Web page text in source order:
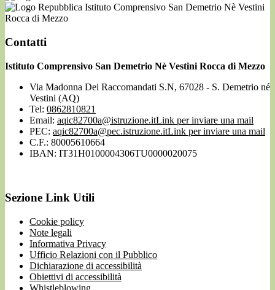
Istituto Comprensivo San Demetrio Nè Vestini
Rocca di Mezzo
Contatti
Istituto Comprensivo San Demetrio Nè Vestini Rocca di Mezzo
Via Madonna Dei Raccomandati S.N, 67028 - S. Demetrio né
Vestini (AQ)
Tel: 0862810821
Email: aqic82700a@istruzione.itLink per inviare una mail
PEC: aqic82700a@pec.istruzione.itLink per inviare una mail
C.F.: 80005610664
IBAN: IT31H0100004306TU0000020075
Sezione Link Utili
Cookie policy
Note legali
Informativa Privacy
Ufficio Relazioni con il Pubblico
Dichiarazione di accessibilità
Obiettivi di accessibilità
Whistleblowing